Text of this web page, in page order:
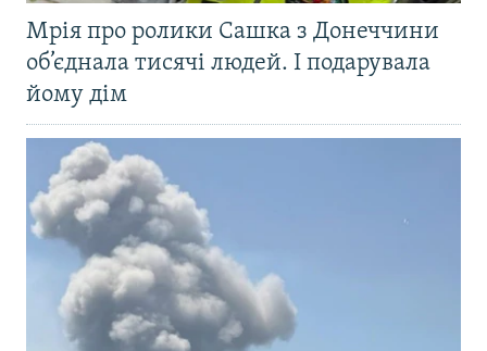
Мрія про ролики Сашка з Донеччини
об’єднала тисячі людей. І подарувала
йому дім